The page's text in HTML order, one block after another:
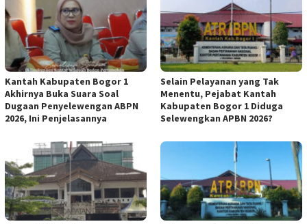
Kantah Kabupaten Bogor 1
Akhirnya Buka Suara Soal
Dugaan Penyelewengan ABPN
2026, Ini Penjelasannya
Selain Pelayanan yang Tak
Menentu, Pejabat Kantah
Kabupaten Bogor 1 Diduga
Selewengkan APBN 2026?